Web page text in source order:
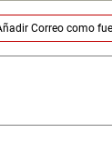
Correocomo